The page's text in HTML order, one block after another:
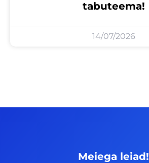
tabuteema!
14/07/2026
Meiega leiad!